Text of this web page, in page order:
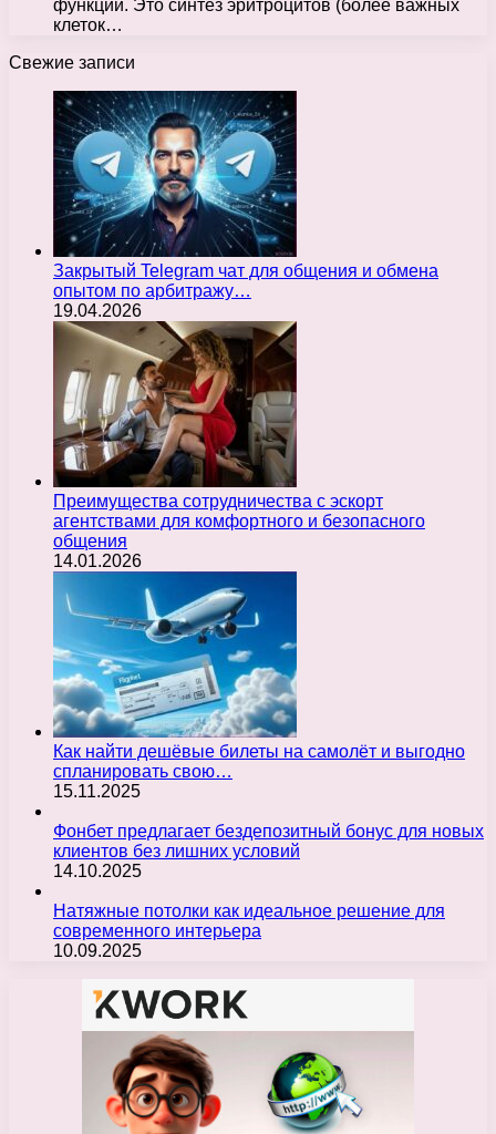
функции. Это синтез эритроцитов (более важных
клеток…
Свежие записи
Закрытый Telegram чат для общения и обмена
опытом по арбитражу…
19.04.2026
Преимущества сотрудничества с эскорт
агентствами для комфортного и безопасного
общения
14.01.2026
Как найти дешёвые билеты на самолёт и выгодно
спланировать свою…
15.11.2025
Фонбет предлагает бездепозитный бонус для новых
клиентов без лишних условий
14.10.2025
Натяжные потолки как идеальное решение для
современного интерьера
10.09.2025